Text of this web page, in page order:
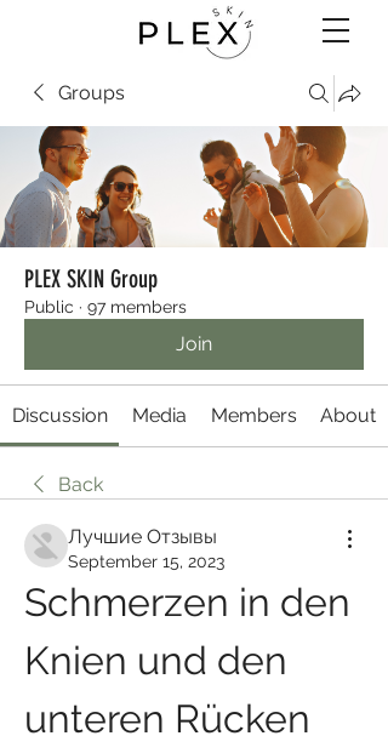
Groups
PLEX SKIN Group
Public · 97 members
Join
Discussion Media Members About
Back
Лучшие Отзывы
September 15, 2023
Schmerzen in den
Knien und den
unteren Rücken